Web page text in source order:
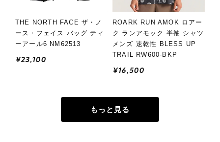
THE NORTH FACE ザ・ノ
ース・フェイス バッグ ティ
ーアール6 NM62513
¥23,100
ROARK RUN AMOK ロアー
ク ランアモック 半袖 シャツ
メンズ 速乾性 BLESS UP
TRAIL RW600-BKP
¥16,500
もっと見る